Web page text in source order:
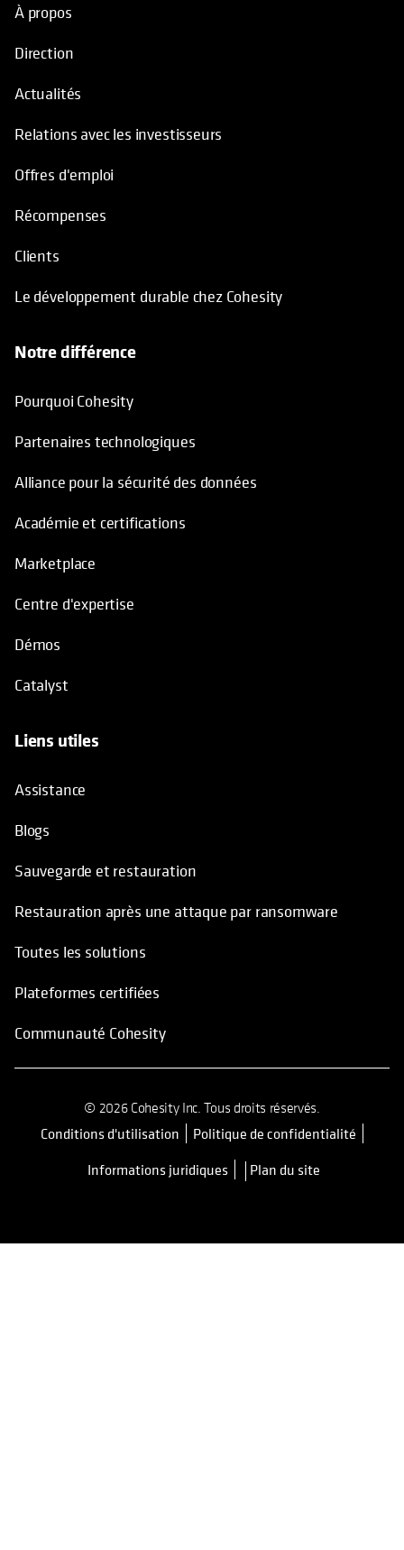
À propos
Direction
Actualités
Relations avec les investisseurs
Offres d'emploi
Récompenses
Clients
Le développement durable chez Cohesity
Notre différence
Pourquoi Cohesity
Partenaires technologiques
Alliance pour la sécurité des données
Académie et certifications
Marketplace
Centre d'expertise
Démos
Catalyst
Liens utiles
Assistance
Blogs
Sauvegarde et restauration
Restauration après une attaque par ransomware
Toutes les solutions
Plateformes certifiées
Communauté Cohesity
© 2026 Cohesity Inc. Tous droits réservés.
Conditions d'utilisation s’ouvre dans un nouvel onglet
Politique de confidentialité
Informations juridiques
Plan du site